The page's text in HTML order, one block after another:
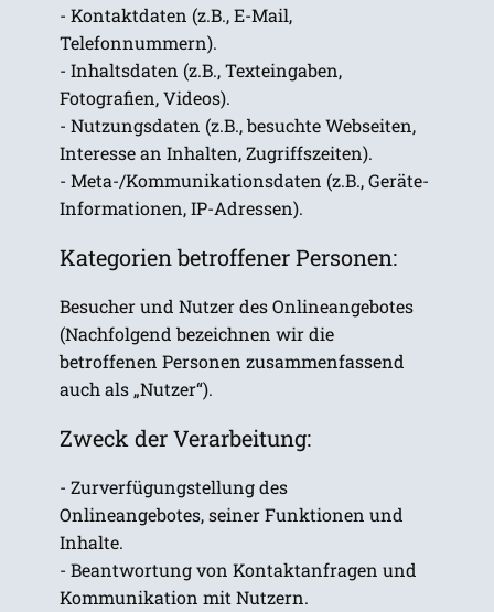
- Kontaktdaten (z.B., E-Mail,
Telefonnummern).
- Inhaltsdaten (z.B., Texteingaben,
Fotografien, Videos).
- Nutzungsdaten (z.B., besuchte Webseiten,
Interesse an Inhalten, Zugriffszeiten).
- Meta-/Kommunikationsdaten (z.B., Geräte-
Informationen, IP-Adressen).
Kategorien betroffener Personen:
Besucher und Nutzer des Onlineangebotes
(Nachfolgend bezeichnen wir die
betroffenen Personen zusammenfassend
auch als „Nutzer“).
Zweck der Verarbeitung:
- Zurverfügungstellung des
Onlineangebotes, seiner Funktionen und
Inhalte.
- Beantwortung von Kontaktanfragen und
Kommunikation mit Nutzern.